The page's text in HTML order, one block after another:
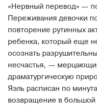
«Нервный перевод» —
Переживания девочки
повторение рутинных
ребенка, который еще
осознать
несчастья, —
драматургическую
Яэль расписан по
возвращение в